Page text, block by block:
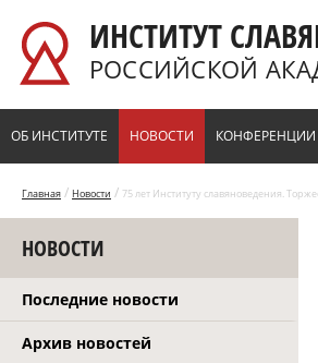
ИНСТИТУТ
РОССИЙСКОЙ
ОБ ИНСТИТУТЕ НОВОСТИ КОНФЕРЕНЦИИ
Главная / Новости / 75 лет Институту славяноведения.
НОВОСТИ
Последние новости
Архив новостей